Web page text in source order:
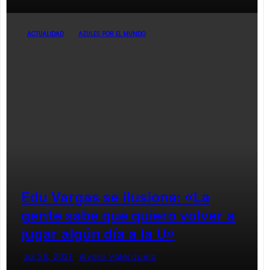
ACTUALIDAD AZULES POR EL MUNDO
Edu Vargas se ilusiona: «La
gente sabe que quiero volver a
jugar algún día a la U»
Jul 26, 2021 Alvaro Valenzuela